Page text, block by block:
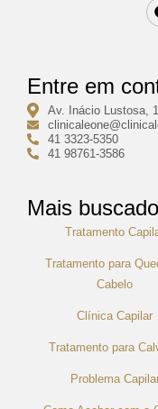
Entre em
Av. Inácio Lustosa,
41 3323-5350
41 98761-3586
Mais
Tratamento
Tratamento para
Cabelo
Clínica Capilar
Tratamento para
Problema